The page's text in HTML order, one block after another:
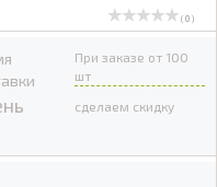
( 0 )
При заказе от 100
шт
сделаем скидку